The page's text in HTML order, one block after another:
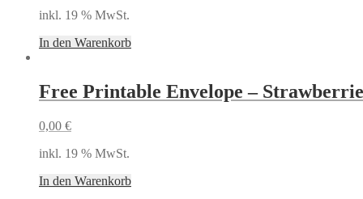
inkl. 19 % MwSt.
In den Warenkorb
Free Printable Envelope –
0,00 €
inkl. 19 % MwSt.
In den Warenkorb